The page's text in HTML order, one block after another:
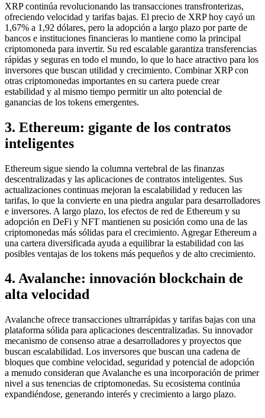
XRP continúa revolucionando las transacciones transfronterizas,
ofreciendo velocidad y tarifas bajas. El precio de XRP hoy cayó un
1,67% a 1,92 dólares, pero la adopción a largo plazo por parte de
bancos e instituciones financieras lo mantiene como la principal
criptomoneda para invertir. Su red escalable garantiza transferencias
rápidas y seguras en todo el mundo, lo que lo hace atractivo para los
inversores que buscan utilidad y crecimiento. Combinar XRP con
otras criptomonedas importantes en su cartera puede crear
estabilidad y al mismo tiempo permitir un alto potencial de
ganancias de los tokens emergentes.
3. Ethereum: gigante de los contratos
inteligentes
Ethereum sigue siendo la columna vertebral de las finanzas
descentralizadas y las aplicaciones de contratos inteligentes. Sus
actualizaciones continuas mejoran la escalabilidad y reducen las
tarifas, lo que la convierte en una piedra angular para desarrolladores
e inversores. A largo plazo, los efectos de red de Ethereum y su
adopción en DeFi y NFT mantienen su posición como una de las
criptomonedas más sólidas para el crecimiento. Agregar Ethereum a
una cartera diversificada ayuda a equilibrar la estabilidad con las
posibles ventajas de los tokens más pequeños y de alto crecimiento.
4. Avalanche: innovación blockchain de
alta velocidad
Avalanche ofrece transacciones ultrarrápidas y tarifas bajas con una
plataforma sólida para aplicaciones descentralizadas. Su innovador
mecanismo de consenso atrae a desarrolladores y proyectos que
buscan escalabilidad. Los inversores que buscan una cadena de
bloques que combine velocidad, seguridad y potencial de adopción
a menudo consideran que Avalanche es una incorporación de primer
nivel a sus tenencias de criptomonedas. Su ecosistema continúa
expandiéndose, generando interés y crecimiento a largo plazo.